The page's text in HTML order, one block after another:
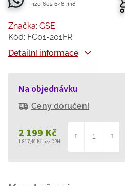
+420 602 648 448
2 199 Kč
1 817,40 Kč bez DPH
cena:
Na objednávku
Ceny doručení
Detailní informace
Značka: GSE
Kód: FC01-201FR